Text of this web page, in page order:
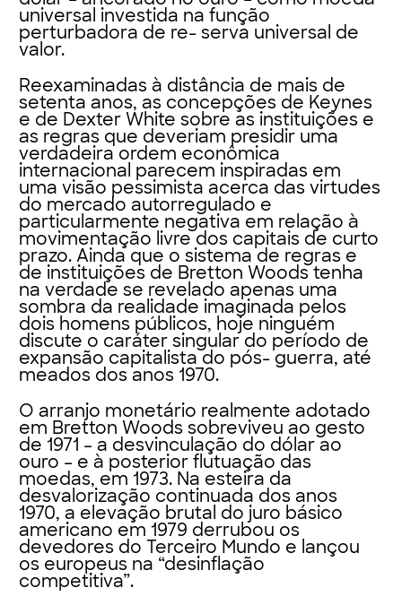
universal investida na função
perturbadora de re- serva universal de
valor.
Reexaminadas à distância de mais de
setenta anos, as concepções de Keynes
e de Dexter White sobre as instituições e
as regras que deveriam presidir uma
verdadeira ordem econômica
internacional parecem inspiradas em
uma visão pessimista acerca das virtudes
do mercado autorregulado e
particularmente negativa em relação à
movimentação livre dos capitais de curto
prazo. Ainda que o sistema de regras e
de instituições de Bretton Woods tenha
na verdade se revelado apenas uma
sombra da realidade imaginada pelos
dois homens públicos, hoje ninguém
discute o caráter singular do período de
expansão capitalista do pós- guerra, até
meados dos anos 1970.
O arranjo monetário realmente adotado
em Bretton Woods sobreviveu ao gesto
de 1971 – a desvinculação do dólar ao
ouro – e à posterior flutuação das
moedas, em 1973. Na esteira da
desvalorização continuada dos anos
1970, a elevação brutal do juro básico
americano em 1979 derrubou os
devedores do Terceiro Mundo e lançou
os europeus na “desinflação
competitiva”.